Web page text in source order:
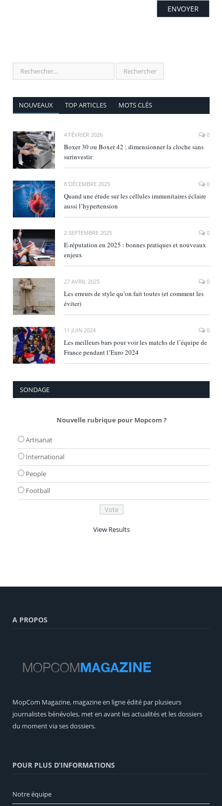
NOUVEAUX TOP ARTICLES MOTS CLÉS
4 FÉVRIER 2026 0
Boxer 30 ou Boxer 42 : dimensionner la cloche sans
surinvestir
8 DÉCEMBRE 2025 0
Quand une étude sur les cellules immunitaires éclaire
aussi l’hypertension
2 SEPTEMBRE 2025 0
E‑réputation en 2025 : bonnes pratiques et nouveaux
enjeux
27 AVRIL 2025 0
Les erreurs de style qu’on fait toutes (et comment les
éviter)
11 JUIN 2024 0
Les meilleurs bars pour voir les matchs de l’équipe de
France pendant l’Euro 2024
SONDAGE
Nouvelle rubrique pour Mopcom ?
Artisanat
International
People
Football
View Results
A PROPOS
MopCom Magazine, magazine en ligne édité par plusieurs
journalistes bénévoles, met en avant les actualités et les dossiers
du moment via ses dossiers.
POUR PLUS D’INFORMATIONS
Notre équipe